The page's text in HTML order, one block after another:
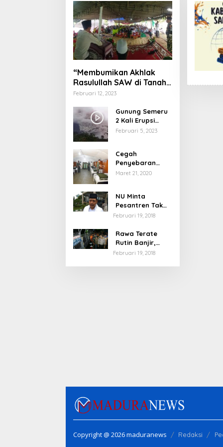
“Membumikan Akhlak
Rasulullah SAW di Tanah
Nusantara”
Februari 12, 2023
Gunung Semeru
2 Kali Erupsi
dengan Tinggi
Februari 5, 2023
Cegah
Penyebaran
Virus Corona,
Pelayanan
Maret 21, 2020
NU Minta
Pesantren Tak
Terprovokasi
Februari 19, 2018
Rawa Terate
Rutin Banjir,
Anies Bakal Cek
Februari 19, 2018
Copyright @ 2026 maduranews Redaksi